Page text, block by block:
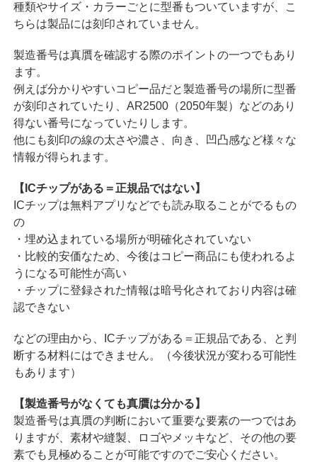
種類やサイズ・カラーごとに型番もついていますが、こ
ちらは製品には刻印されていません。
製造番号は真贋を確認する際のポイントの一つでもあり
ます。
例えば分かりやすいコピー品だと製造番号の場所に型番
が刻印されていたり、AR2500（2050年製）などのあり
得ない番号になっていたりします。
他にも刻印の線の太さや濃さ、向き、凹凸感など様々な
情報が得られます。
【ICチップがある＝正規品ではない】
ICチップは無料アプリなどでも読み取ることがでるもの
の
・埋め込まれている場所が明確化されていない
・比較的安価なため、今後はコピー商品にも使われるよ
うになる可能性が高い
・チップに登録された情報は暗号化されており内容は確
認できない
などの理由から、ICチップがある＝正規品である、と判
断する材料にはできません。（今後状況が変わる可能性
もあります）
【製造番号がなくても真贋は分かる】
製造番号は真贋の判断において重要な要素の一つではあ
りますが、素材や縫製、ロゴやメッキなど、その他の要
素でも見極めることが可能ですのでご安心ください。